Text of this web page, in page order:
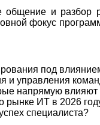
и разбор
фокус
под
и управления
напрямую влияют
ИT в 2026
специалиста?